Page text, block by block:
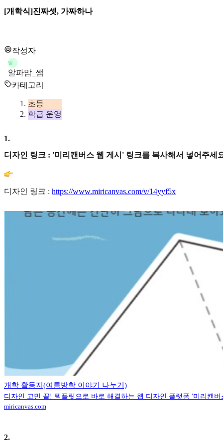
[개학식]진짜셋, 가짜하나
작성자
알
알파맘_쌤
카테고리
초등
학급 운영
1.
디자인 링크 : '미리캔버스 웹 게시' 링크를 복사해서 넣어주세
디자인 링크 : https://www.miricanvas.com/v/14yyf5x
개학 활동지(여름방학 이야기 나누기)
디자인 고민 끝! 템플릿으로 바로 해결하는 웹 디자인 플랫폼 '미리캔버
miricanvas.com
2.